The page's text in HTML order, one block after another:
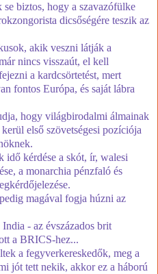
biztos, hogy a szavazófülke
dicsőségére teszik az
akik veszni látják a
nincs visszaút, el kell
a kardcsörtetést, mert
fontos Európa, és saját lábra
hogy világbirodalmi álmainak
első szövetségesi pozíciója
kérdése a skót, ír, walesi
a monarchia pénzfaló és
magával fogja húzni az
- az évszázados brit
a BRICS-hez...
a fegyverkereskedők, meg a
jót tett nekik, akkor ez a háború